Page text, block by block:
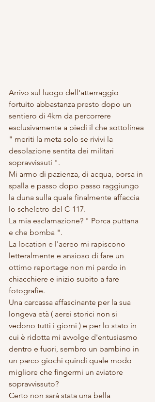
Arrivo sul luogo dell'atterraggio
fortuito abbastanza presto dopo un
sentiero di 4km da percorrere
esclusivamente a piedi il che sottolinea
" meriti la meta solo se rivivi la
desolazione sentita dei militari
sopravvissuti ".
Mi armo di pazienza, di acqua, borsa in
spalla e passo dopo passo raggiungo
la duna sulla quale finalmente affaccia
lo scheletro del C-117.
La mia esclamazione? " Porca puttana
e che bomba ".
La location e l'aereo mi rapiscono
letteralmente e ansioso di fare un
ottimo reportage non mi perdo in
chiacchiere e inizio subito a fare
fotografie.
Una carcassa affascinante per la sua
longeva età ( aerei storici non si
vedono tutti i giorni ) e per lo stato in
cui è ridotta mi avvolge d'entusiasmo
dentro e fuori, sembro un bambino in
un parco giochi quindi quale modo
migliore che fingermi un aviatore
sopravvissuto?
Certo non sarà stata una bella